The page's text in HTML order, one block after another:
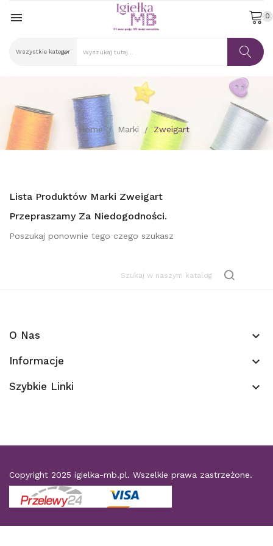
 0
Home Marki Zweigart
Lista Produktów Marki Zweigart
Przepraszamy Za Niedogodności.
Poszukaj ponownie tego czego szukasz
O Nas keyboard_arrow_down
Informacje keyboard_arrow_down
Szybkie Linki keyboard_arrow_down
Copyright 2025 igielka-mb.pl. Wszelkie prawa zastrzeżone.